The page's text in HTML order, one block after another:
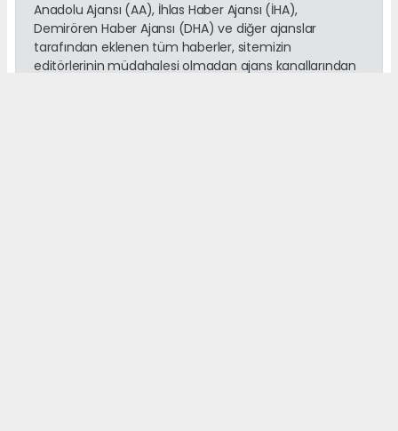
Anadolu Ajansı (AA), İhlas Haber Ajansı (İHA),
Demirören Haber Ajansı (DHA) ve diğer ajanslar
tarafından eklenen tüm haberler, sitemizin
editörlerinin müdahalesi olmadan ajans kanallarından